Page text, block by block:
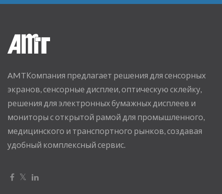
AMTКомпания предлагает решения для сенсорных
экранов, сенсорные дисплеи, оптическую склейку,
решения для электронных бумажных дисплеев и
мониторы с открытой рамой для промышленного,
медицинского и транспортного рынков, создавая
удобный комплексный сервис.